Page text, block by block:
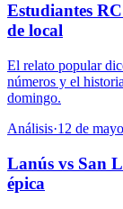
Estudiantes
de local
El relato popular
números y el
domingo.
Análisis·12 de
Lanús vs San
épica